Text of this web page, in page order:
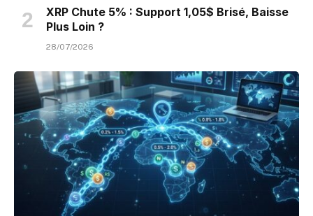
XRP Chute 5% : Support 1,05$ Brisé, Baisse
Plus Loin ?
28/07/2026